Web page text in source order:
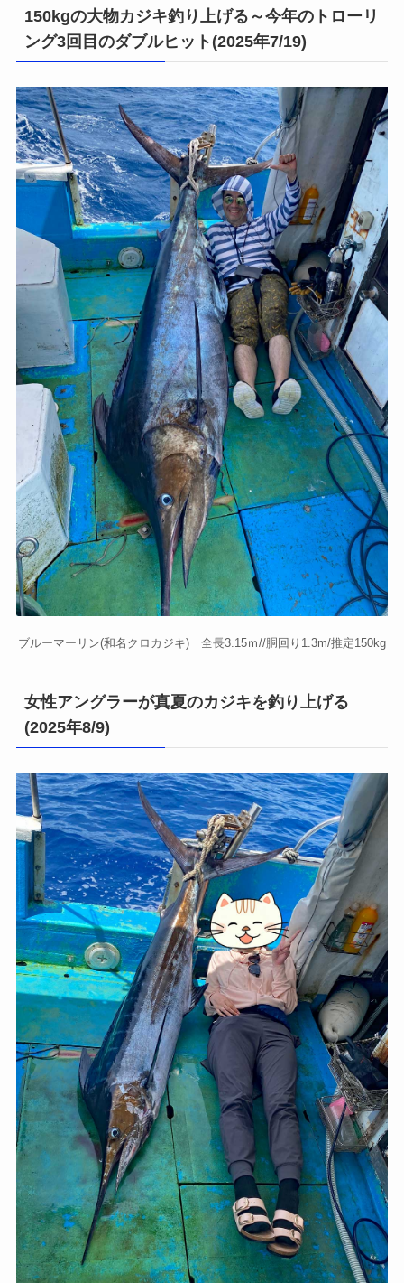
150kgの大物カジキ釣り上げる～今年のトローリ
ング3回目のダブルヒット(2025年7/19)
ブルーマーリン(和名クロカジキ) 全長3.15ｍ//胴回り1.3m/推定150kg
女性アングラーが真夏のカジキを釣り上げる
(2025年8/9)